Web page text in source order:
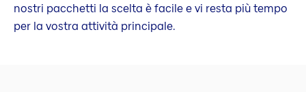
nostri pacchetti la scelta è facile e vi resta più tempo
per la vostra attività principale.